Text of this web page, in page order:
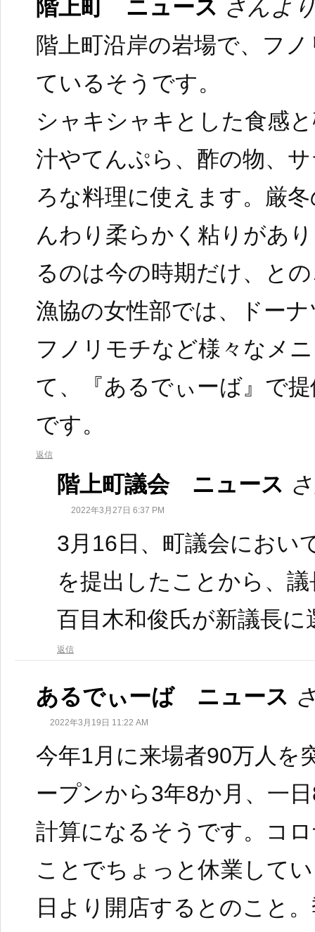
階上町 ニュース さんよ
階上町沿岸の岩場で、フ
ているそうです。
シャキシャキとした食感
汁やてんぷら、酢の物、
ろな料理に使えます。厳
んわり柔らかく粘りがあ
るのは今の時期だけ、と
漁協の女性部では、ドー
フノリモチなど様々なメ
て、『あるでぃーば』で
です。
返信
階上町議会 ニュース
2022年3月27日 6:37 PM
3月16日、町議会におい
を提出したことから、
百目木和俊氏が新議長
返信
あるでぃーば ニュース
2022年3月19日 11:22 AM
今年1月に来場者90万人を
ープンから3年8か月、一
計算になるそうです。コ
ことでちょっと休業して
日より開店するとのこと